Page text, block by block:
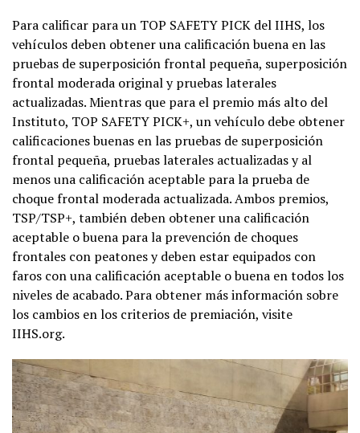
Para calificar para un TOP SAFETY PICK del IIHS, los
vehículos deben obtener una calificación buena en las
pruebas de superposición frontal pequeña, superposición
frontal moderada original y pruebas laterales
actualizadas. Mientras que para el premio más alto del
Instituto, TOP SAFETY PICK+, un vehículo debe obtener
calificaciones buenas en las pruebas de superposición
frontal pequeña, pruebas laterales actualizadas y al
menos una calificación aceptable para la prueba de
choque frontal moderada actualizada. Ambos premios,
TSP/TSP+, también deben obtener una calificación
aceptable o buena para la prevención de choques
frontales con peatones y deben estar equipados con
faros con una calificación aceptable o buena en todos los
niveles de acabado. Para obtener más información sobre
los cambios en los criterios de premiación, visite
IIHS.org.